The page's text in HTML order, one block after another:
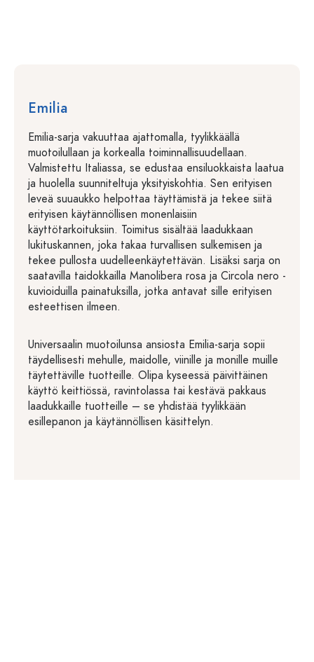
Emilia
Emilia-sarja vakuuttaa ajattomalla, tyylikkäällä
muotoilullaan ja korkealla toiminnallisuudellaan.
Valmistettu Italiassa, se edustaa ensiluokkaista laatua
ja huolella suunniteltuja yksityiskohtia. Sen erityisen
leveä suuaukko helpottaa täyttämistä ja tekee siitä
erityisen käytännöllisen monenlaisiin
käyttötarkoituksiin. Toimitus sisältää laadukkaan
lukituskannen, joka takaa turvallisen sulkemisen ja
tekee pullosta uudelleenkäytettävän. Lisäksi sarja on
saatavilla taidokkailla Manolibera rosa ja Circola nero -
kuvioiduilla painatuksilla, jotka antavat sille erityisen
esteettisen ilmeen.
Universaalin muotoilunsa ansiosta Emilia-sarja sopii
täydellisesti mehulle, maidolle, viinille ja monille muille
täytettäville tuotteille. Olipa kyseessä päivittäinen
käyttö keittiössä, ravintolassa tai kestävä pakkaus
laadukkaille tuotteille – se yhdistää tyylikkään
esillepanon ja käytännöllisen käsittelyn.